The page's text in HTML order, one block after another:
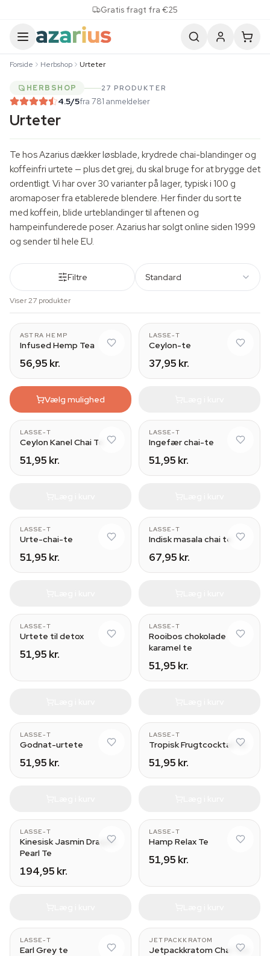
Gratis fragt fra €25
Forside Herbshop Urteter
HERBSHOP 27 PRODUKTER
4.5/5fra 781 anmeldelser
Urteter
Te hos Azarius dækker løsblade, krydrede chai-blandinger og
koffeinfri urtete — plus det grej, du skal bruge for at brygge det
ordentligt. Vi har over 30 varianter på lager, typisk i 100 g
aromaposer fra etablerede blendere. Her finder du sort te
med koffein, blide urteblandinger til aftenen og
hampeinfunderede poser. Azarius har solgt online siden 1999
og sender til hele EU.
Filtre Standard
Viser 27 produkter
ASTRA HEMP
Infused Hemp Tea
56,95 kr.
Vælg mulighed
LASSE-T
Ceylon-te
37,95 kr.
LASSE-T
Ceylon Kanel Chai Te
51,95 kr.
LASSE-T
Ingefær chai-te
51,95 kr.
LASSE-T
Urte-chai-te
51,95 kr.
LASSE-T
Indisk masala chai te
67,95 kr.
LASSE-T
Urtete til detox
51,95 kr.
LASSE-T
Rooibos chokolade
karamel te
51,95 kr.
LASSE-T
Godnat-urtete
51,95 kr.
LASSE-T
Tropisk Frugtcocktail Te
51,95 kr.
LASSE-T
Kinesisk Jasmin Dragon
Pearl Te
194,95 kr.
LASSE-T
Hamp Relax Te
51,95 kr.
LASSE-T
Earl Grey te
JETPACKKRATOM
Jetpackkratom Chai Tea